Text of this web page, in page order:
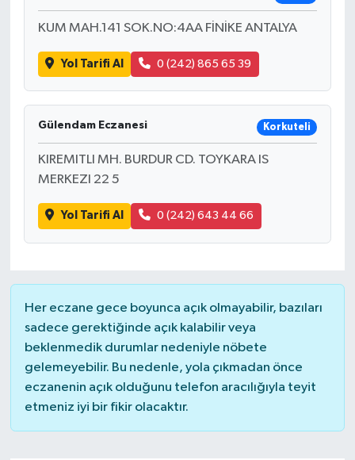
KUM MAH.141 SOK.NO:4AA FİNİKE ANTALYA
Yol Tarifi Al 0 (242) 865 65 39
Gülendam Eczanesi Korkuteli
KIREMITLI MH. BURDUR CD. TOYKARA IS
MERKEZI 22 5
Yol Tarifi Al 0 (242) 643 44 66
Her eczane gece boyunca açık olmayabilir, bazıları
sadece gerektiğinde açık kalabilir veya
beklenmedik durumlar nedeniyle nöbete
gelemeyebilir. Bu nedenle, yola çıkmadan önce
eczanenin açık olduğunu telefon aracılığıyla teyit
etmeniz iyi bir fikir olacaktır.